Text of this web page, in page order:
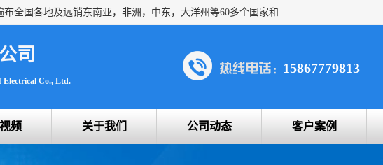
浙创防爆公司产品得到了 国内外广大用户的青眯，销售网络遍布全国各地及远销东南亚，非洲，中东，大洋州等60多个国家和地区，并初步建立起以中国大陆为总部的全球营销体系。 专业生产：防爆电气，BXMD系列防爆照明动力配电箱，BJX防爆接线箱，BKX防爆控制箱，防爆检修电源箱，防爆开关箱，不锈钢防爆箱，201/304/316不锈钢防爆配电箱系列， 防爆防腐系列，防爆防腐操作柱，防爆防腐控制箱 浙创防爆
司
Electrical Co., Ltd.
15867779813
频 关于我们 公司动态 客户案例